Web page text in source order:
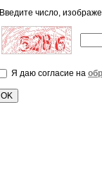
Введите число,
Я даю согласие на